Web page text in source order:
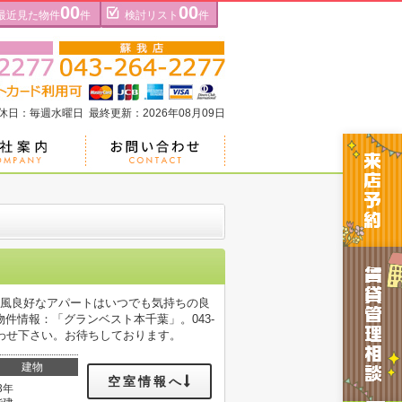
近見た物件00件 検討リスト 00件
日：毎週水曜日 最終更新：2026年08月09日
良好なアパートはいつでも気持ちの良
情報：「グランベスト本千葉」。043-
下さい。お待ちしております。
建物
年
空室情報へ